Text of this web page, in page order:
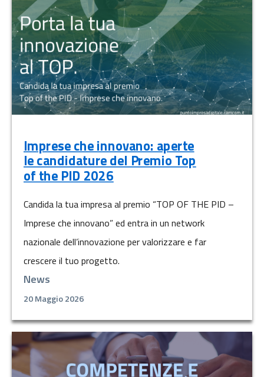
Imprese che innovano: aperte
le candidature del Premio Top
of the PID 2026
Candida la tua impresa al premio “TOP OF THE PID –
Imprese che innovano” ed entra in un network
nazionale dell’innovazione per valorizzare e far
crescere il tuo progetto.
News
20 Maggio 2026